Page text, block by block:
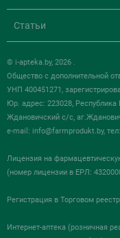
Статьи
© i-apteka.by, 2026 .
Общество с дополнительной
УНП 400451271,
Юр. адрес: 223028,
Ждановичский с/с,
e-mail: info@farmprodukt.by,
Лицензия на
(номер лицензии в ЕРЛ:
Регистрация в Торговом
Интернет-аптека (розничная